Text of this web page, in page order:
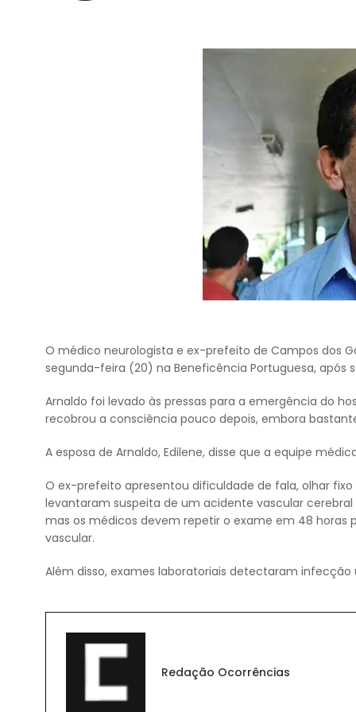
O médico neurologista e ex-prefeito de Campos dos
segunda-feira (20) na Beneficência Portuguesa, após
Arnaldo foi levado às pressas para a emergência do
recobrou a consciência pouco depois, embora
A esposa de Arnaldo, Edilene, disse que a equipe
O ex-prefeito apresentou dificuldade de fala, olhar
levantaram suspeita de um acidente vascular
mas os médicos devem repetir o exame em 48
vascular.
Além disso, exames laboratoriais detectaram
Redação Ocorrências